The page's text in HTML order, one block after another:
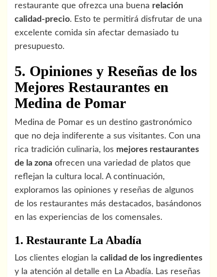
restaurante que ofrezca una buena relación
calidad-precio. Esto te permitirá disfrutar de una
excelente comida sin afectar demasiado tu
presupuesto.
5. Opiniones y Reseñas de los
Mejores Restaurantes en
Medina de Pomar
Medina de Pomar es un destino gastronómico
que no deja indiferente a sus visitantes. Con una
rica tradición culinaria, los mejores restaurantes
de la zona ofrecen una variedad de platos que
reflejan la cultura local. A continuación,
exploramos las opiniones y reseñas de algunos
de los restaurantes más destacados, basándonos
en las experiencias de los comensales.
1. Restaurante La Abadía
Los clientes elogian la calidad de los ingredientes
y la atención al detalle en La Abadía. Las reseñas